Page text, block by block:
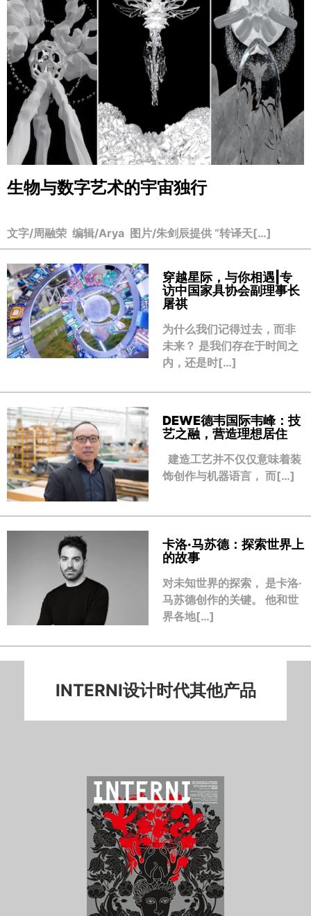
生物与数字艺术的宇宙独行
文字/周融荣 编辑/Arya 图片/朱剑辰提供 “转译天[…]
穿越星际，与你相遇|专
访中国家具协会副理事长
屠祺
为什么我们记得过去，而非
未来？ 是我们存在于时间之
内，还是时[…]
DEWE德韦国际韦峰：技
艺之融，营造理想居住
建造工艺并不仅仅意味着装
饰创作与机器语言， 而[…]
卡洛·马苏德：探索世界上
的故事
对未知世界的探索， 是卡洛·
马苏德创作的关键。 他和世
界各地[…]
INTERNI设计时代其他产品